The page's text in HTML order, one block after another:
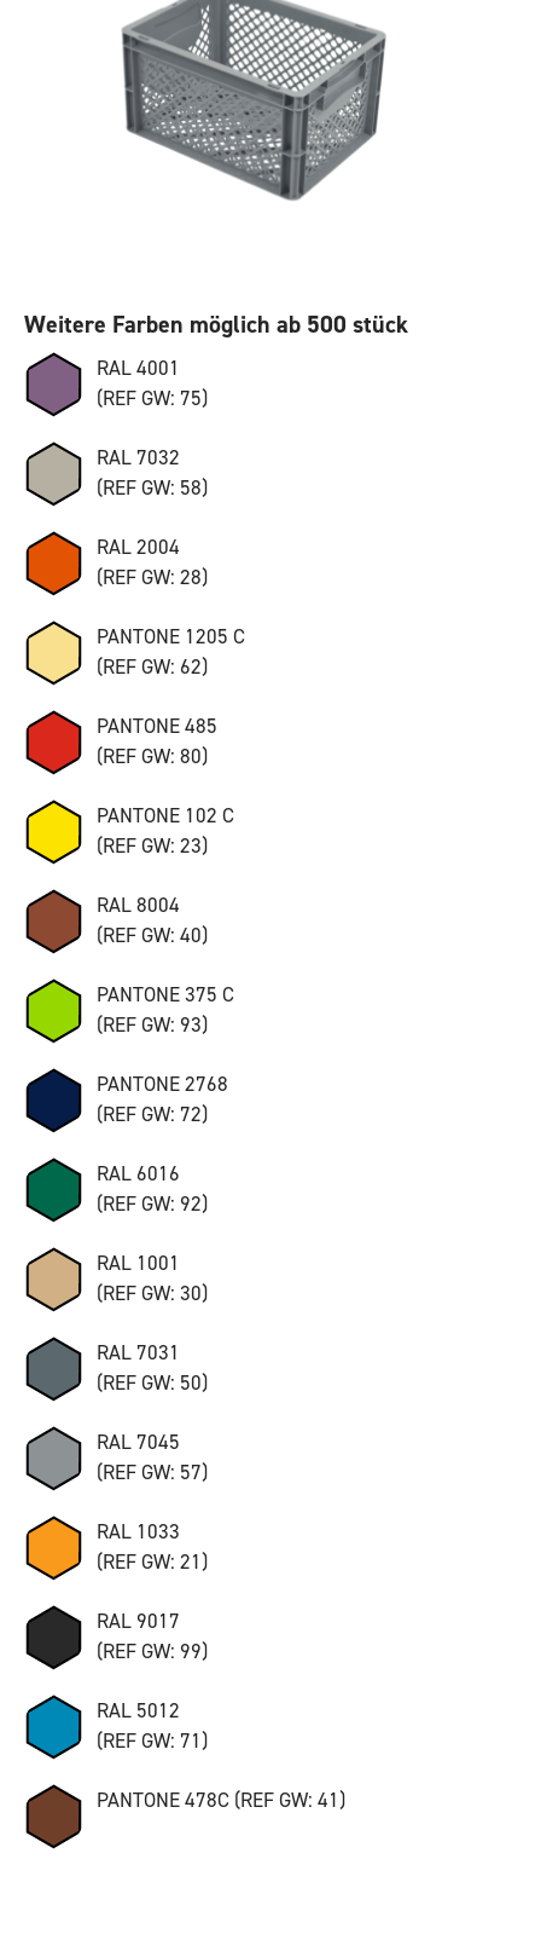
Weitere Farben möglich ab 500 stück
RAL 4001
(REF GW: 75)
RAL 7032
(REF GW: 58)
RAL 2004
(REF GW: 28)
PANTONE 1205 C
(REF GW: 62)
PANTONE 485
(REF GW: 80)
PANTONE 102 C
(REF GW: 23)
RAL 8004
(REF GW: 40)
PANTONE 375 C
(REF GW: 93)
PANTONE 2768
(REF GW: 72)
RAL 6016
(REF GW: 92)
RAL 1001
(REF GW: 30)
RAL 7031
(REF GW: 50)
RAL 7045
(REF GW: 57)
RAL 1033
(REF GW: 21)
RAL 9017
(REF GW: 99)
RAL 5012
(REF GW: 71)
PANTONE 478C (REF GW: 41)